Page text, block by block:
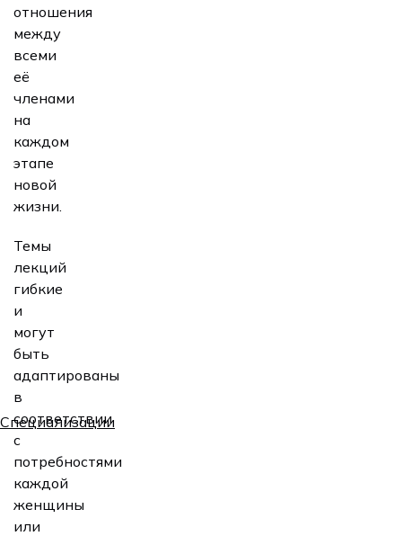
Специализации
отношения
между
всеми
её
членами
на
каждом
этапе
новой
жизни.
Темы
лекций
гибкие
и
могут
быть
адаптированы
в
соответствии
с
потребностями
каждой
женщины
или